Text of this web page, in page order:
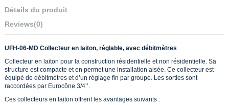
Détails du produit
Reviews(0)
UFH-06-MD Collecteur en laiton, réglable, avec débitmètres
Collecteur en laiton pour la construction résidentielle et non résidentielle. Sa
structure est compacte et en permet une installation aisée. Ce collecteur est
équipé de débitmètres et d’un réglage fin par groupe. Les sorties sont
raccordées par Eurocône 3/4’’.
Ces collecteurs en laiton offrent les avantages suivants :